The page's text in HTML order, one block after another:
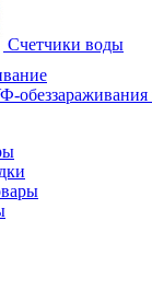
Счетчики воды